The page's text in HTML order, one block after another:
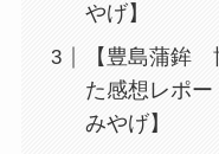
やげ】
【豊島蒲鉾
た感想レポ
みやげ】